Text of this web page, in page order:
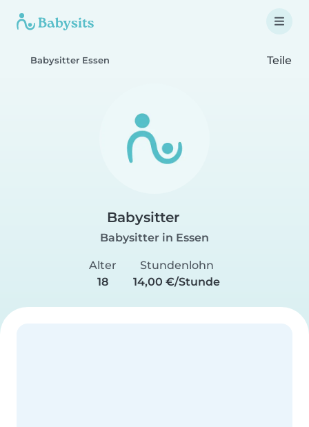
Babysitter Essen Teile
Babysitter
Babysitter in Essen
Alter
18
Stundenlohn
14,00 €/Stunde